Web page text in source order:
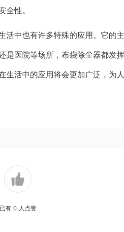
性。
中也有许多特殊的应用。它的
医院等场所，布袋除尘器都发
活中的应用将会更加广泛，为
已有 0 人点赞